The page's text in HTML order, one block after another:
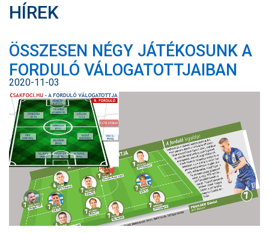
JEGYÉRTÉKESÍTÉS
WEBSHOP
STADION
EGYESÜLET
KAPCSOLAT
CSAPATOK
MÉRKŐZÉSEK
KLUB
GALÉRIA
HÍREK
ÖSSZESEN NÉGY JÁTÉKOSUNK A
FORDULÓ VÁLOGATOTTJAIBAN
2020-11-03